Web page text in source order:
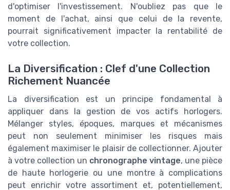
d'optimiser l'investissement. N'oubliez pas que le
moment de l'achat, ainsi que celui de la revente,
pourrait significativement impacter la rentabilité de
votre collection.
La Diversification : Clef d'une Collection
Richement Nuancée
La diversification est un principe fondamental à
appliquer dans la gestion de vos actifs horlogers.
Mélanger styles, époques, marques et mécanismes
peut non seulement minimiser les risques mais
également maximiser le plaisir de collectionner. Ajouter
à votre collection un chronographe vintage, une pièce
de haute horlogerie ou une montre à complications
peut enrichir votre assortiment et, potentiellement,